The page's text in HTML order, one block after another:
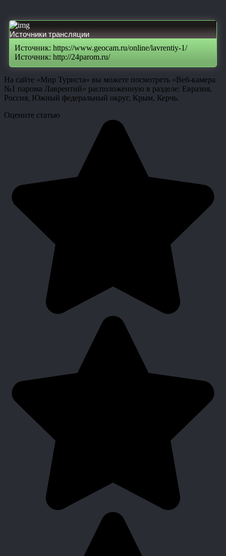
Источники трансляции
Источник: https://www.geocam.ru/online/lavrentiy-1/
Источник: http://24parom.ru/
На сайте «Мир Туриста» вы можете посмотреть «Веб-камера
№1 парома Лаврентий» расположенную в разделе: Евразия,
Россия, Южный федеральный округ, Крым, Керчь.
Оцените статью